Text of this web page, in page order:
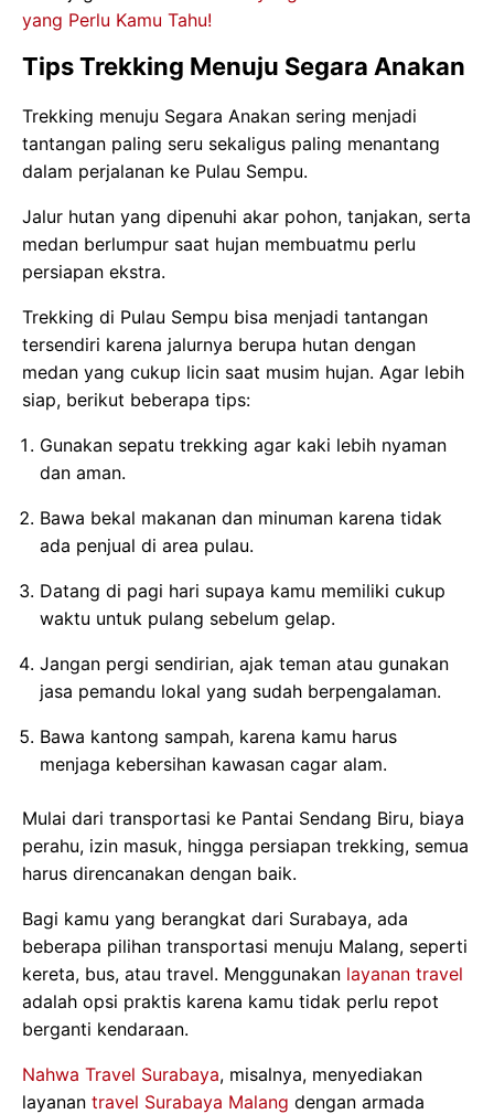
yang Perlu Kamu Tahu!
Tips Trekking Menuju Segara Anakan
Trekking menuju Segara Anakan sering menjadi
tantangan paling seru sekaligus paling menantang
dalam perjalanan ke Pulau Sempu.
Jalur hutan yang dipenuhi akar pohon, tanjakan, serta
medan berlumpur saat hujan membuatmu perlu
persiapan ekstra.
Trekking di Pulau Sempu bisa menjadi tantangan
tersendiri karena jalurnya berupa hutan dengan
medan yang cukup licin saat musim hujan. Agar lebih
siap, berikut beberapa tips:
Gunakan sepatu trekking agar kaki lebih nyaman
dan aman.
Bawa bekal makanan dan minuman karena tidak
ada penjual di area pulau.
Datang di pagi hari supaya kamu memiliki cukup
waktu untuk pulang sebelum gelap.
Jangan pergi sendirian, ajak teman atau gunakan
jasa pemandu lokal yang sudah berpengalaman.
Bawa kantong sampah, karena kamu harus
menjaga kebersihan kawasan cagar alam.
Mulai dari transportasi ke Pantai Sendang Biru, biaya
perahu, izin masuk, hingga persiapan trekking, semua
harus direncanakan dengan baik.
Bagi kamu yang berangkat dari Surabaya, ada
beberapa pilihan transportasi menuju Malang, seperti
kereta, bus, atau travel. Menggunakan layanan travel
adalah opsi praktis karena kamu tidak perlu repot
berganti kendaraan.
Nahwa Travel Surabaya, misalnya, menyediakan
layanan travel Surabaya Malang dengan armada